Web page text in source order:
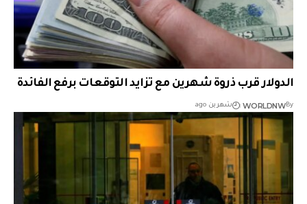
الدولار قرب ذروة شهرين مع تزايد التوقعات برفع الفائدة
By
WORLDNW شهرين ago